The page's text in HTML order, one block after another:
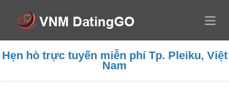
Hẹn hò trực tuyến miễn phí Tp. Pleiku, Việt
Nam